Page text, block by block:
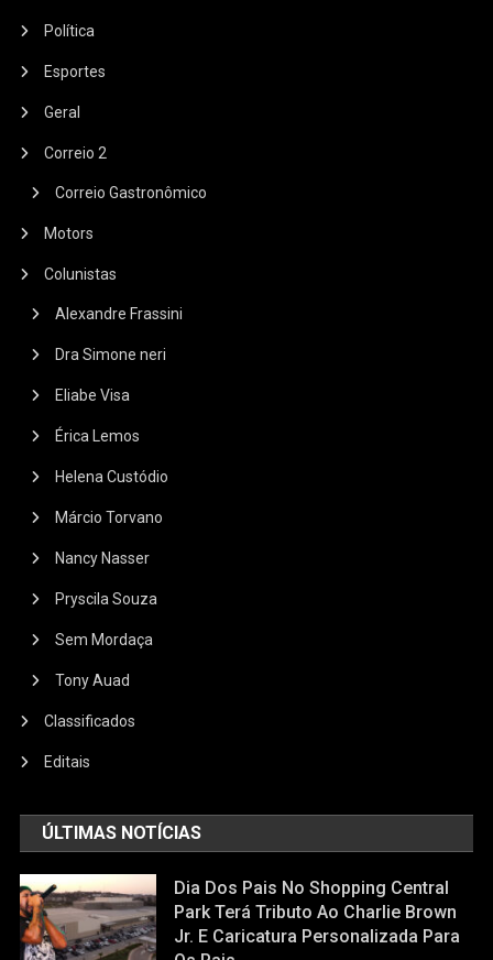
Política
Esportes
Geral
Correio 2
Correio Gastronômico
Motors
Colunistas
Alexandre Frassini
Dra Simone neri
Eliabe Visa
Érica Lemos
Helena Custódio
Márcio Torvano
Nancy Nasser
Pryscila Souza
Sem Mordaça
Tony Auad
Classificados
Editais
ÚLTIMAS NOTÍCIAS
Dia Dos Pais No Shopping Central
Park Terá Tributo Ao Charlie Brown
Jr. E Caricatura Personalizada Para